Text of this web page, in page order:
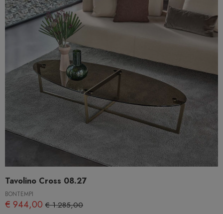
Tavolino Cross 08.27
BONTEMPI
€ 944,00 € 1.285,00